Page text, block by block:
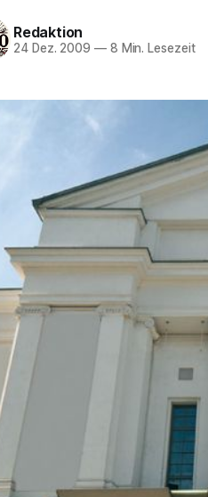
Redaktion
24 Dez. 2009 —8 Min. Lesezeit